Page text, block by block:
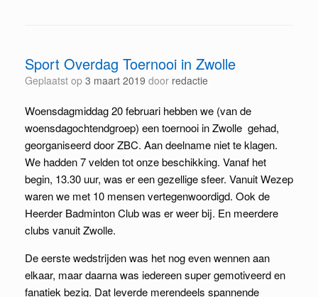
Sport Overdag Toernooi in Zwolle
Geplaatst op 3 maart 2019 door redactie
Woensdagmiddag 20 februari hebben we (van de
woensdagochtendgroep) een toernooi in Zwolle gehad,
georganiseerd door ZBC. Aan deelname niet te klagen.
We hadden 7 velden tot onze beschikking. Vanaf het
begin, 13.30 uur, was er een gezellige sfeer. Vanuit Wezep
waren we met 10 mensen vertegenwoordigd. Ook de
Heerder Badminton Club was er weer bij. En meerdere
clubs vanuit Zwolle.
De eerste wedstrijden was het nog even wennen aan
elkaar, maar daarna was iedereen super gemotiveerd en
fanatiek bezig. Dat leverde merendeels spannende